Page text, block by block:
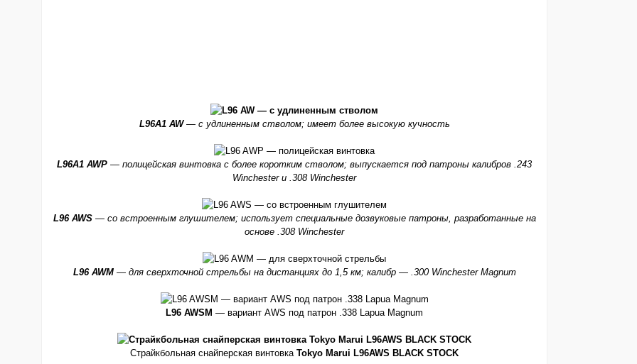
L96A1 AW— с удлиненным стволом; имеет более высокую кучность
L96A1 AWP — полицейская винтовка с более коротким стволом; выпускается под патроны калибров .243
Winchester и .308 Winchester
L96 AWS— со встроенным глушителем; использует специальные дозвуковые патроны, разработанные на
основе .308 Winchester
L96 AWM— для сверхточной стрельбы на дистанциях до 1,5 км; калибр — .300 Winchester Magnum
L96 AWSM — вариант AWS под патрон .338 Lapua Magnum
Страйкбольная снайперская винтовкаTokyo Marui L96AWS BLACK STOCK